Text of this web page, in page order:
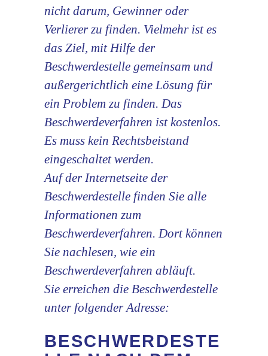
nicht darum, Gewinner oder
Verlierer zu finden. Vielmehr ist es
das Ziel, mit Hilfe der
Beschwerdestelle gemeinsam und
außergerichtlich eine Lösung für
ein Problem zu finden. Das
Beschwerdeverfahren ist kostenlos.
Es muss kein Rechtsbeistand
eingeschaltet werden.
Auf der Internetseite der
Beschwerdestelle finden Sie alle
Informationen zum
Beschwerdeverfahren. Dort können
Sie nachlesen, wie ein
Beschwerdeverfahren abläuft.
Sie erreichen die Beschwerdestelle
unter folgender Adresse:
BESCHWERDESTE